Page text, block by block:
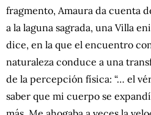
fragmento, Amaura da cuenta
a la laguna sagrada, una Villa
dice, en la que el encuentro
naturaleza conduce a una
de la percepción física: “… el
saber que mi cuerpo se